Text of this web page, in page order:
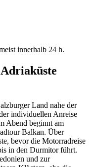
innerhalb 24 h.
Land nahe der
individuellen Anreise
Abend beginnt am
Balkan. Über
bevor die Motorradreise
in den Durmitor führt.
und zur